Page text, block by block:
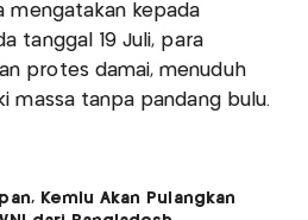
mengatakan kepada
tanggal 19 Juli, para
protes damai, menuduh
massa tanpa pandang bulu.
Kemlu Akan Pulangkan